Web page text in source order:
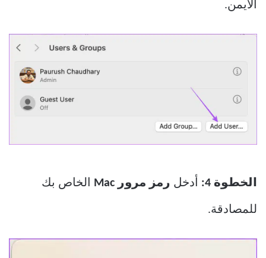
الأيمن.
الخطوة 4: أدخل رمز مرور Mac الخاص بك
للمصادقة.